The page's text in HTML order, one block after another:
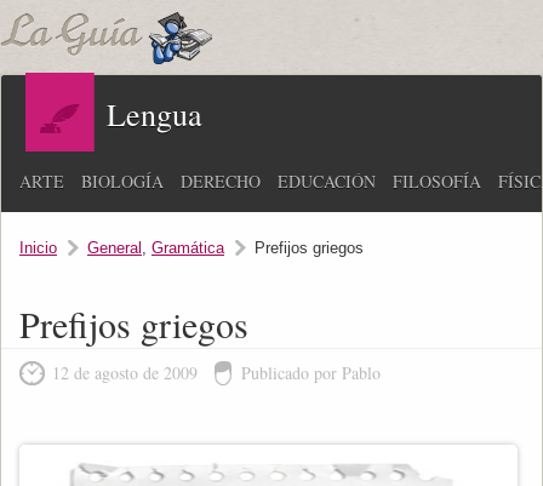
Lengua
ARTE BIOLOGÍA DERECHO EDUCACIÓN FILOSOFÍA
Inicio General , Gramática Prefijos griegos
Prefijos griegos
12 de agosto de 2009 Publicado por Pablo